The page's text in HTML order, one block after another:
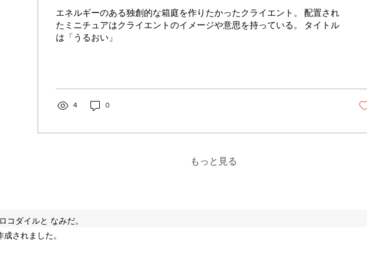
エネルギーのある独創的な箱庭を作りたかったクライエント。 配置され
たミニチュアはクライエントのイメージや意思を持っている。 タイトル
は「うるおい」
4 0
もっと見る
コダイルと なみだ。
されました。